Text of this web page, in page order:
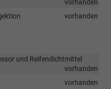
vorhanden
vorhanden
und Reifendichtmittel
vorhanden
vorhanden